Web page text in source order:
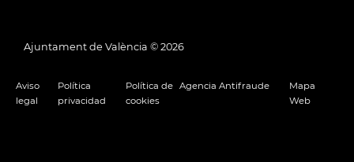
Ajuntament de València © 2026
Aviso
legal
Política
privacidad
Política de
cookies
Agencia Antifraude
Mapa
Web